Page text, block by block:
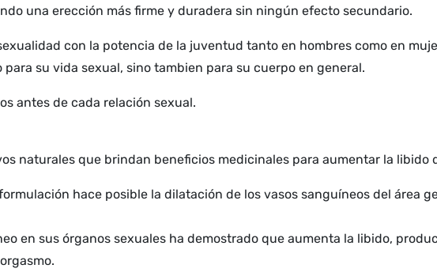
una erección más firme y duradera sin ningún efecto secundario.
con la potencia de la juventud tanto en hombres como en
su vida sexual, sino tambien para su cuerpo en general.
antes de cada relación sexual.
naturales que brindan beneficios medicinales para aumentar la libido
hace posible la dilatación de los vasos sanguíneos del área
en sus órganos sexuales ha demostrado que aumenta la libido,